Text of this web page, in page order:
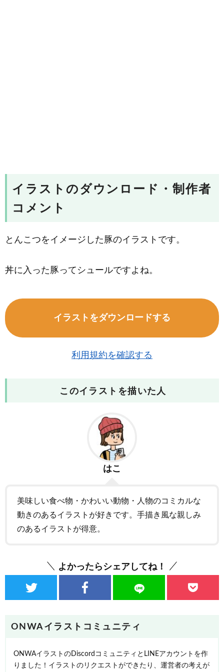
イラストのダウンロード・制作者
コメント
とんこつをイメージした豚のイラストです。
丼に入った豚ってシュールですよね。
イラストをダウンロードする
利用規約を確認する
このイラストを描いた人
はこ
美味しい食べ物・かわいい動物・人物のコミカルな
動きのあるイラストが好きです。手描き風な親しみ
のあるイラストが得意。
よかったらシェアしてね！
ONWAイラストコミュニティ
ONWAイラストのDiscordコミュニティとLINEアカウントを作
りました！イラストのリクエストができたり、運営者の考えが